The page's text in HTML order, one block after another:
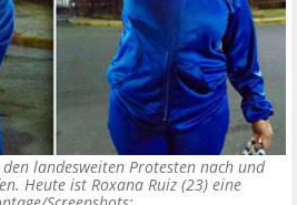
landesweiten Protesten nach und
Heute ist Roxana Ruiz (23) eine